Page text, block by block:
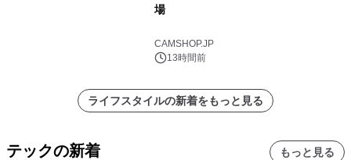
場
CAMSHOP.JP
13時間前
ライフスタイルの新着をもっと見る
テックの新着 もっと見る